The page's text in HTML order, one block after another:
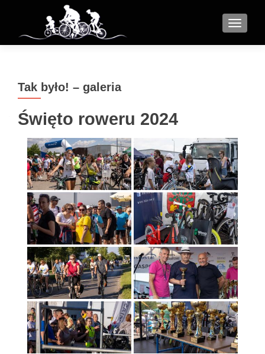
MENU
Tak było! – galeria
Święto roweru 2024